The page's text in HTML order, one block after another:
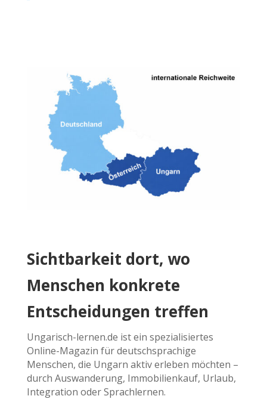
Sichtbarkeit dort, wo
Menschen konkrete
Entscheidungen treffen
Ungarisch-lernen.de ist ein spezialisiertes
Online-Magazin für deutschsprachige
Menschen, die Ungarn aktiv erleben möchten –
durch Auswanderung, Immobilienkauf, Urlaub,
Integration oder Sprachlernen.